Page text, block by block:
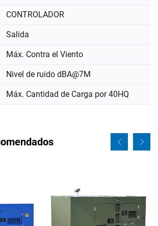
CONTROLADOR
Salida
Máx. Contra el Viento
Nivel de ruido dBA@7M
Máx. Cantidad de Carga por 40HQ